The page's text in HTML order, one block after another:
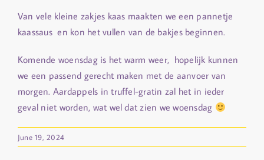
Van vele kleine zakjes kaas maakten we een pannetje
kaassaus en kon het vullen van de bakjes beginnen.
Komende woensdag is het warm weer, hopelijk kunnen
we een passend gerecht maken met de aanvoer van
morgen. Aardappels in truffel-gratin zal het in ieder
geval niet worden, wat wel dat zien we woensdag
June 19, 2024